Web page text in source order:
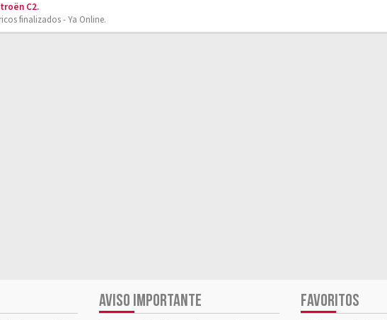
C2.
finalizados - Ya Online.
AVISO IMPORTANTE FAVORITOS